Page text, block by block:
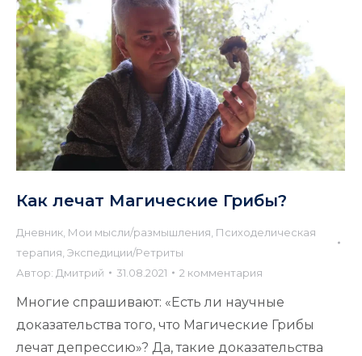
Как лечат Магические Грибы?
Дневник Мои мысли/размышления Психоделическая
терапия Экспедиции/Ретриты
Автор: Дмитрий 31.08.2021 2 комментария
Многие спрашивают: «Есть ли научные
доказательства того, что Магические Грибы
лечат депрессию»? Да, такие доказательства